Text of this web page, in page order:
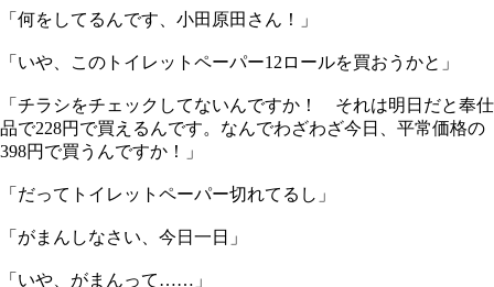
「何をしてるんです、小田原田さん！」
「いや、このトイレットペーパー12ロールを買おうかと」
「チラシをチェックしてないんですか！ それは明日だと奉仕
品で228円で買えるんです。なんでわざわざ今日、平常価格の
398円で買うんですか！」
「だってトイレットペーパー切れてるし」
「がまんしなさい、今日一日」
「いや、がまんって……」